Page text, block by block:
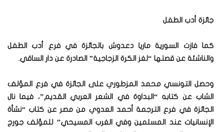
جائزة أدب الطفل
كما فازت السورية ماريا دعدوش بالجائزة في فرع أدب الطفل
والناشئة عن قصتها “لغز الكرة الزجاجية” الصادرة عن دار الساقي.
وحصل التونسي محمد المزطوري على الجائزة في فرع المؤلف
الشاب عن كتابه “البداوة في الشعر العربي القديم”، فيما نال
الجائزة في فرع الترجمة أحمد العدوي من مصر عن كتاب “نشأة
الإنسانيات عند المسلمين وفي الغرب المسيحي” للمؤلف جورج